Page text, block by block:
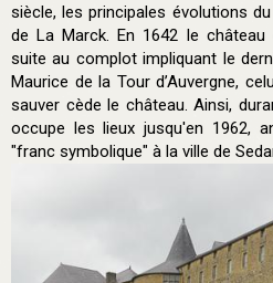
siècle, les principales évolutions
de La Marck. En 1642 le château
suite au complot impliquant le
Maurice de la Tour d’Auvergne,
sauver cède le château. Ainsi,
occupe les lieux jusqu'en 1962,
"franc symbolique" à la ville de